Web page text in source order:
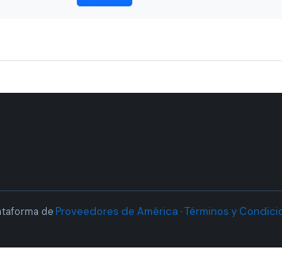
deProveedores de América ·Términos y